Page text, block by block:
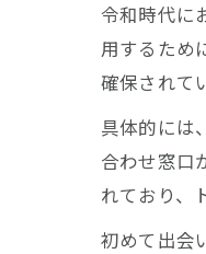
令和時代に
用するため
確保されて
具体的には
合わせ窓口
れており、
初めて出会